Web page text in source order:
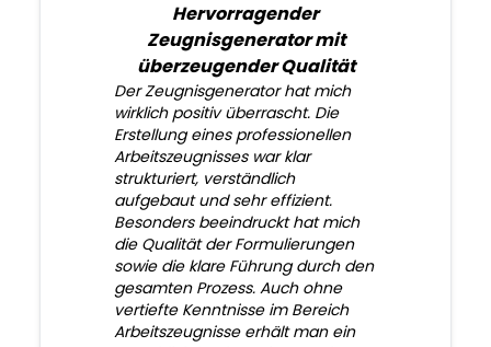
Hervorragender
Zeugnisgenerator mit
überzeugender Qualität
Der Zeugnisgenerator hat mich
wirklich positiv überrascht. Die
Erstellung eines professionellen
Arbeitszeugnisses war klar
strukturiert, verständlich
aufgebaut und sehr effizient.
Besonders beeindruckt hat mich
die Qualität der Formulierungen
sowie die klare Führung durch den
gesamten Prozess. Auch ohne
vertiefte Kenntnisse im Bereich
Arbeitszeugnisse erhält man ein